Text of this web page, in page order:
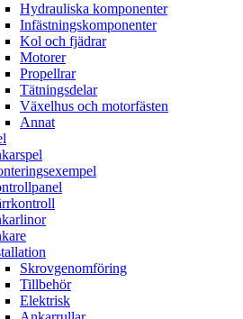
Hydrauliska komponenter
Infästningskomponenter
Kol och fjädrar
Motorer
Propellrar
Tätningsdelar
Växelhus och motorfästen
Annat
Skrovgenomföring
Tillbehör
Elektrisk